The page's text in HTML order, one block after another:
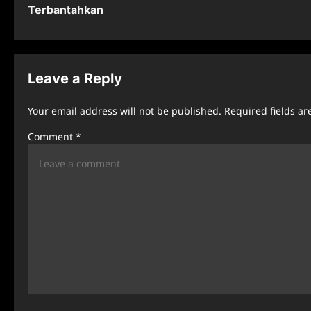
t
n
Terbantahkan
Leave a Reply
Your email address will not be published. Required fields
Comment *